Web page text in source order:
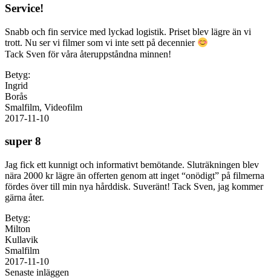
Service!
Snabb och fin service med lyckad logistik. Priset blev lägre än vi
trott. Nu ser vi filmer som vi inte sett på decennier
Tack Sven för våra återuppståndna minnen!
Betyg:
Ingrid
Borås
Smalfilm, Videofilm
2017-11-10
super 8
Jag fick ett kunnigt och informativt bemötande. Sluträkningen blev
nära 2000 kr lägre än offerten genom att inget “onödigt” på filmerna
fördes över till min nya hårddisk. Suveränt! Tack Sven, jag kommer
gärna åter.
Betyg:
Milton
Kullavik
Smalfilm
2017-11-10
Senaste inläggen